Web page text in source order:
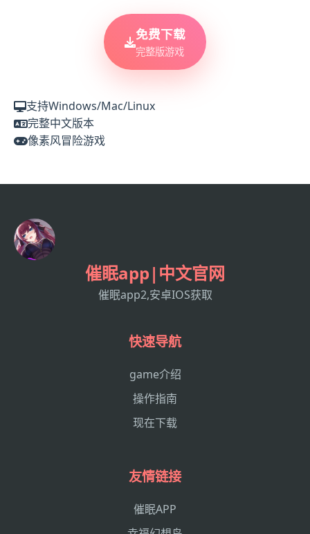
免费下载
完整版游戏
支持Windows/Mac/Linux
完整中文版本
像素风冒险游戏
催眠app|中文官网
催眠app2,安卓IOS获取
快速导航
game介绍
操作指南
现在下载
友情链接
催眠APP